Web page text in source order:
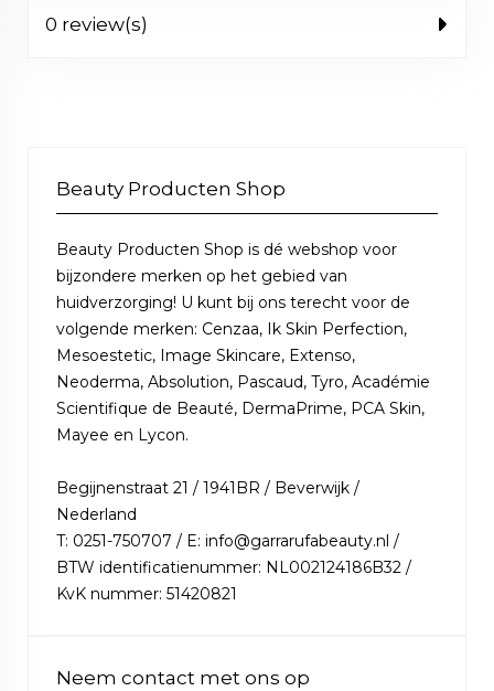
0 review(s)
Beauty Producten Shop
Beauty Producten Shop is dé webshop voor
bijzondere merken op het gebied van
huidverzorging! U kunt bij ons terecht voor de
volgende merken: Cenzaa, Ik Skin Perfection,
Mesoestetic, Image Skincare, Extenso,
Neoderma, Absolution, Pascaud, Tyro, Académie
Scientifique de Beauté, DermaPrime, PCA Skin,
Mayee en Lycon.
Begijnenstraat 21 / 1941BR / Beverwijk /
Nederland
T: 0251-750707 / E: info@garrarufabeauty.nl /
BTW identificatienummer: NL002124186B32 /
KvK nummer: 51420821
Neem contact met ons op